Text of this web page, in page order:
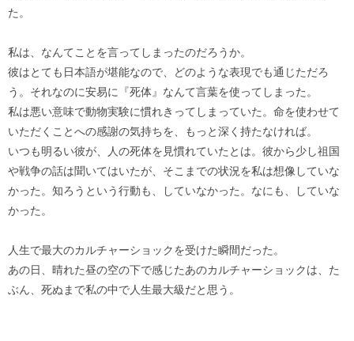
た。
私は、なんてことを言ってしまったのだろうか。
彼はとても日本語が堪能なので、どのような表現でも通じただろ
う。それなのに安易に『死体』なんて言葉を使ってしまった。
私は悪い意味で動物実験に慣れきってしまっていた。命を使わせて
いただくことへの感謝の気持ちを、もっと深く持たなければ。
いつも明るい彼が、人の死体を見慣れていたとは。彼から少し祖国
や戦争の話は聞いてはいたが、そこまでの状況を私は想像していな
かった。知ろうという行動も、していなかった。なにも、していな
かった。
人生で最大のカルチャーショックを受けた瞬間だった。
あの日、晴れた昼の空の下で感じたあのカルチャーショックは、た
ぶん、死ぬまで私の中で人生最大級だと思う。